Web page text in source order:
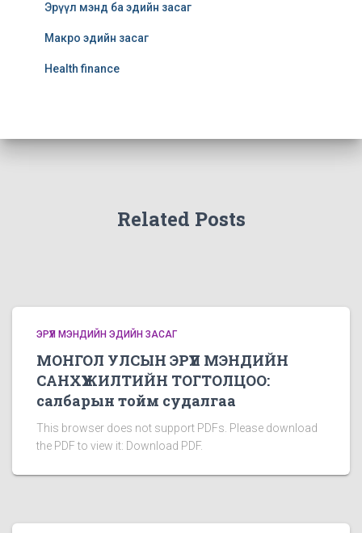
Эрүүл мэнд ба эдийн засаг
Макро эдийн засаг
Health finance
Related Posts
ЭРҮҮЛ МЭНДИЙН ЭДИЙН ЗАСАГ
МОНГОЛ УЛСЫН ЭРҮҮЛ МЭНДИЙН
САНХҮҮЖИЛТИЙН ТОГТОЛЦОО:
салбарын тойм судалгаа
This browser does not support PDFs. Please download
the PDF to view it: Download PDF.